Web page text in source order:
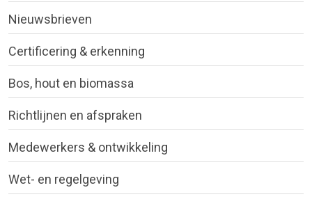
Nieuwsbrieven
Certificering & erkenning
Bos, hout en biomassa
Richtlijnen en afspraken
Medewerkers & ontwikkeling
Wet- en regelgeving